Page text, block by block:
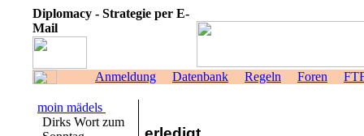
Diplomacy - Strategie per E-
Mail
Anmeldung Datenbank Regeln Foren
moin mädels
Dirks Wort zum